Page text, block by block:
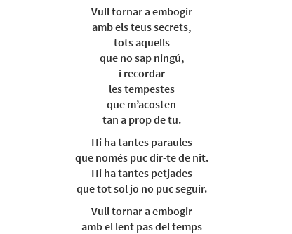
Vull tornar a embogir
amb els teus secrets,
tots aquells
que no sap ningú,
i recordar
les tempestes
que m’acosten
tan a prop de tu.
Hi ha tantes paraules
que només puc dir-te de nit.
Hi ha tantes petjades
que tot sol jo no puc seguir.
Vull tornar a embogir
amb el lent pas del temps